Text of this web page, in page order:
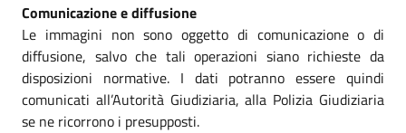
Comunicazione e diffusione
Le immagini non sono oggetto di comunicazione o di
diffusione, salvo che tali operazioni siano richieste da
disposizioni normative. I dati potranno essere quindi
comunicati all’Autorità Giudiziaria, alla Polizia Giudiziaria
se ne ricorrono i presupposti.